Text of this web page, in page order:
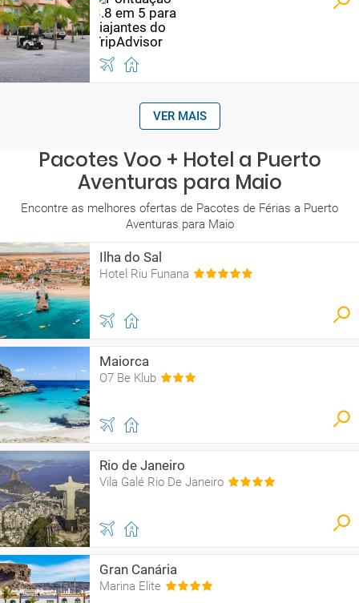
VER MAIS
Pacotes Voo + Hotel a Puerto
Aventuras para Maio
Encontre as melhores ofertas de Pacotes de Férias a Puerto
Aventuras para Maio
Ilha do Sal
Hotel Riu Funana
Maiorca
O7 Be Klub
Rio de Janeiro
Vila Galé Rio De Janeiro
Gran Canária
Marina Elite